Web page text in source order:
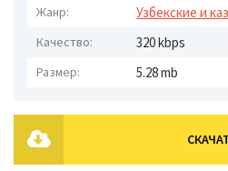
Жанр: Узбекские и
Качество: 320 kbps
Размер: 5.28 mb